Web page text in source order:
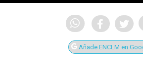
Añade ENCLM en